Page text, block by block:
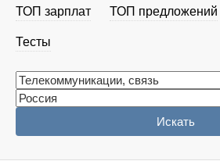
ТОП зарплат ТОП предложений
Тесты